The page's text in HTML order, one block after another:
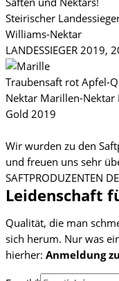
Steirischer
Williams-Nektar
LANDESSIEGER 2019,
Traubensaft rot Apfel-
Nektar Marillen-
Gold 2019
Wir wurden zu den
und freuen uns sehr
SAFTPRODUZENTEN
Leidenschaft
Qualität, die man
sich herum. Nur was
hierher: Anmeldung